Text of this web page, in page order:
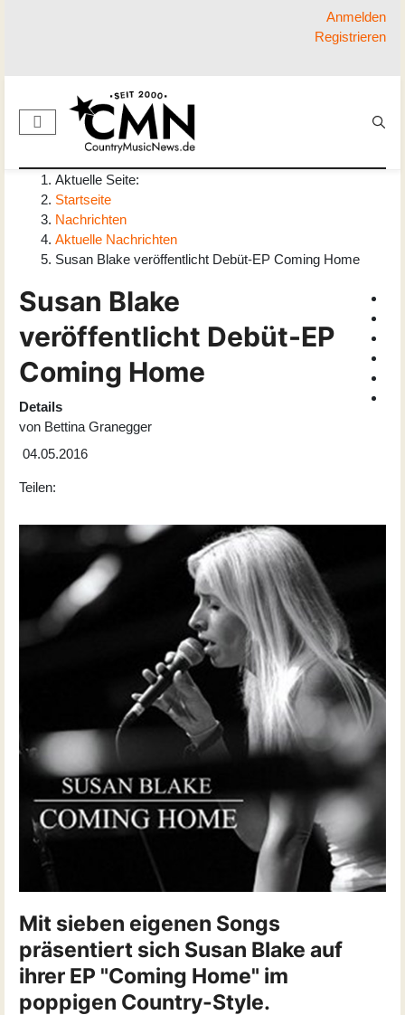
Anmelden
Registrieren
Aktuelle Seite:
Startseite
Nachrichten
Aktuelle Nachrichten
Susan Blake veröffentlicht Debüt-EP Coming Home
Susan Blake
veröffentlicht Debüt-EP
Coming Home
Details
von Bettina Granegger
04.05.2016
Teilen:
Mit sieben eigenen Songs
präsentiert sich Susan Blake auf
ihrer EP "Coming Home" im
poppigen Country-Style.